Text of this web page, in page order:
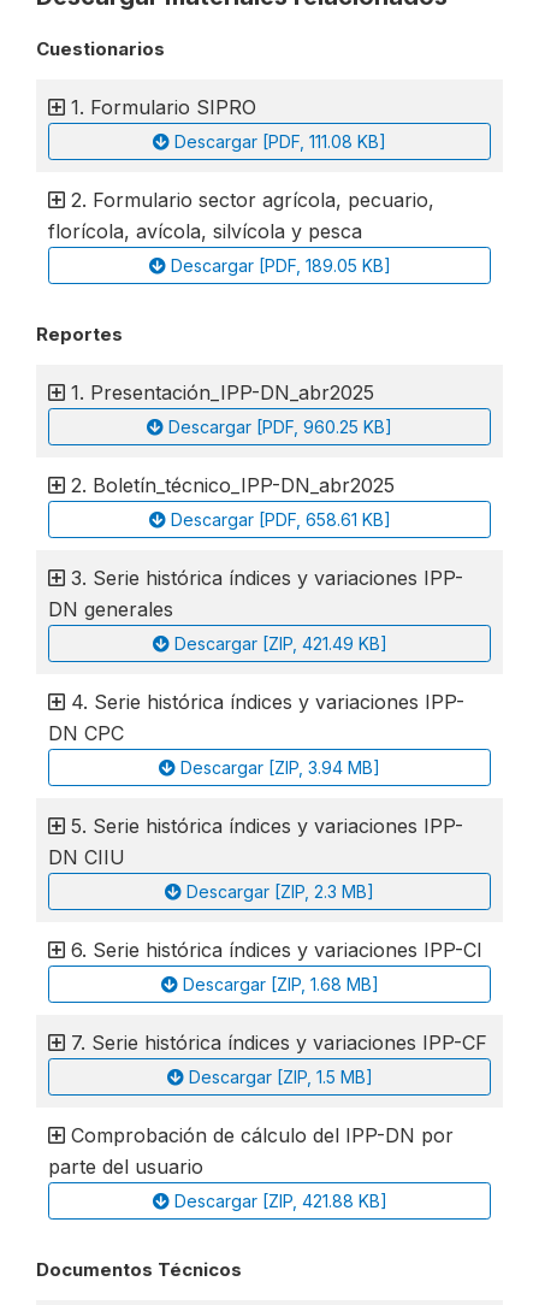
Cuestionarios
1. Formulario SIPRO
Descargar [PDF, 111.08 KB]
2. Formulario sector agrícola, pecuario,
florícola, avícola, silvícola y pesca
Descargar [PDF, 189.05 KB]
Reportes
1. Presentación_IPP-DN_abr2025
Descargar [PDF, 960.25 KB]
2. Boletín_técnico_IPP-DN_abr2025
Descargar [PDF, 658.61 KB]
3. Serie histórica índices y variaciones IPP-
DN generales
Descargar [ZIP, 421.49 KB]
4. Serie histórica índices y variaciones IPP-
DN CPC
Descargar [ZIP, 3.94 MB]
5. Serie histórica índices y variaciones IPP-
DN CIIU
Descargar [ZIP, 2.3 MB]
6. Serie histórica índices y variaciones IPP-CI
Descargar [ZIP, 1.68 MB]
7. Serie histórica índices y variaciones IPP-CF
Descargar [ZIP, 1.5 MB]
Comprobación de cálculo del IPP-DN por
parte del usuario
Descargar [ZIP, 421.88 KB]
Documentos Técnicos